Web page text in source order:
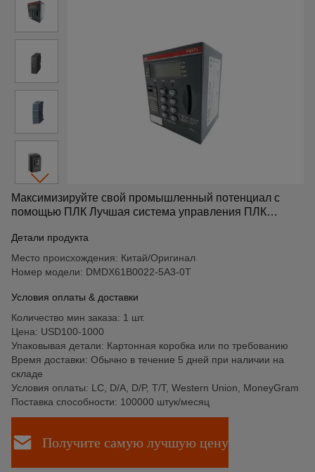
5A3-0T
Максимизируйте свой промышленный потенциал с
помощью ПЛК Лучшая система управления ПЛК
Детали продукта
Место происхождения: Китай/Оригинал
Номер модели: DMDX61B0022-5A3-0T
Условия оплаты & доставки
Количество мин заказа: 1 шт.
Цена: USD100-1000
Упаковывая детали: Картонная коробка или по требованию
Время доставки: Обычно в течение 5 дней при наличии на
складе
Условия оплаты: LC, D/A, D/P, T/T, Western Union, MoneyGram
Поставка способности: 100000 штук/месяц
Получите самую лучшую цену